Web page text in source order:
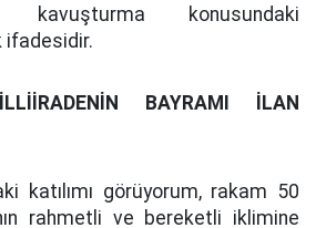
konusundaki
ifadesidir.
BAYRAMI İLAN
katılımı görüyorum, rakam 50
rahmetli ve bereketli iklimine